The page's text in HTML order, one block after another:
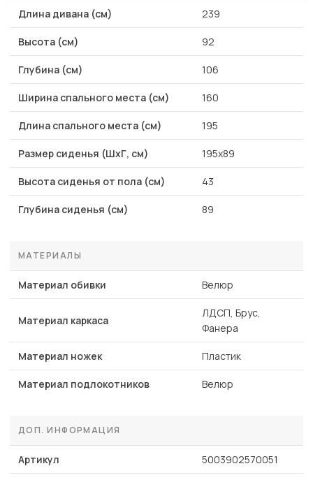
Длина дивана (см) 239
Высота (см) 92
Глубина (см) 106
Ширина спального места (см) 160
Длина спального места (см) 195
Размер сиденья (ШхГ, см) 195x89
Высота сиденья от пола (см) 43
Глубина сиденья (см) 89
МАТЕРИАЛЫ
Материал обивки Велюр
Материал каркаса
ЛДСП, Брус,
Фанера
Материал ножек Пластик
Материал подлокотников Велюр
ДОП. ИНФОРМАЦИЯ
Артикул 5003902570051